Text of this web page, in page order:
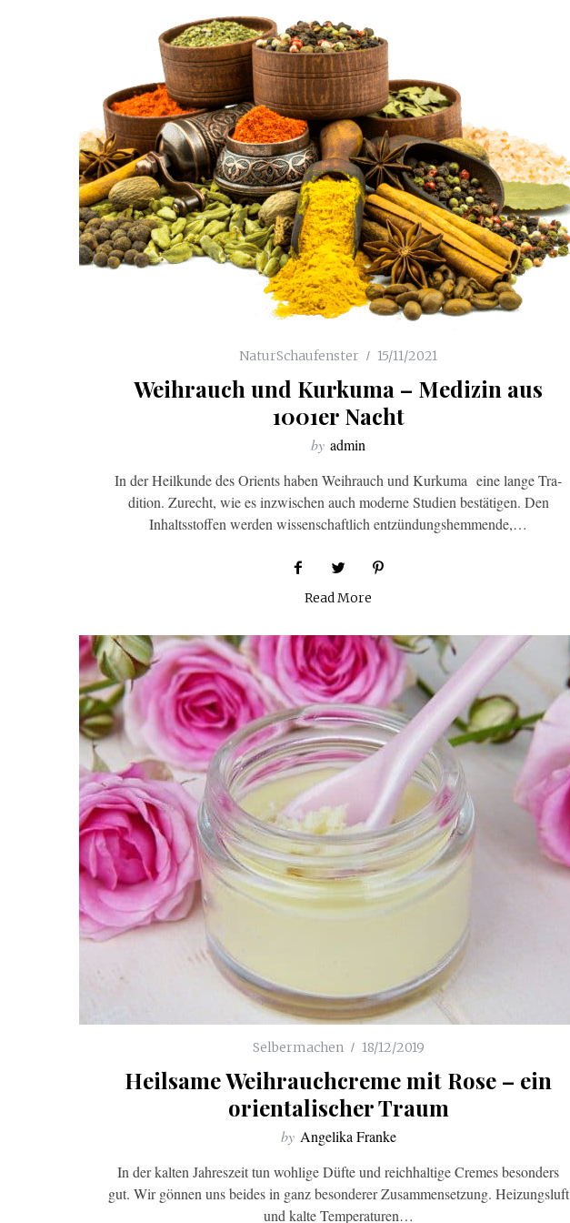
NaturSchaufenster 15/11/2021
Weihrauch und Kurkuma – Medizin aus
1001er Nacht
by admin
In der Heilkunde des Orients haben Weihrauch und Kurkuma eine lange Tra­
dition. Zurecht, wie es inzwischen auch moderne Studien bestätigen. Den
Inhaltsstoffen werden wissenschaftlich entzündungshemmende,…
Read More
Selbermachen 18/12/2019
Heilsame Weihrauchcreme mit Rose – ein
orientalischer Traum
by Angelika Franke
In der kalten Jahreszeit tun wohlige Düfte und reichhaltige Cremes besonders
gut. Wir gönnen uns beides in ganz besonderer Zusammensetzung. Heizungsluft
und kalte Temperaturen…